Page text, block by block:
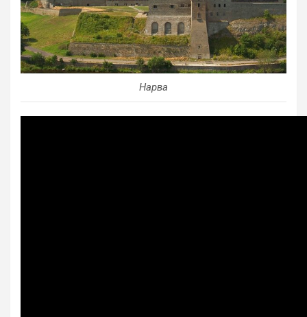
Нарва